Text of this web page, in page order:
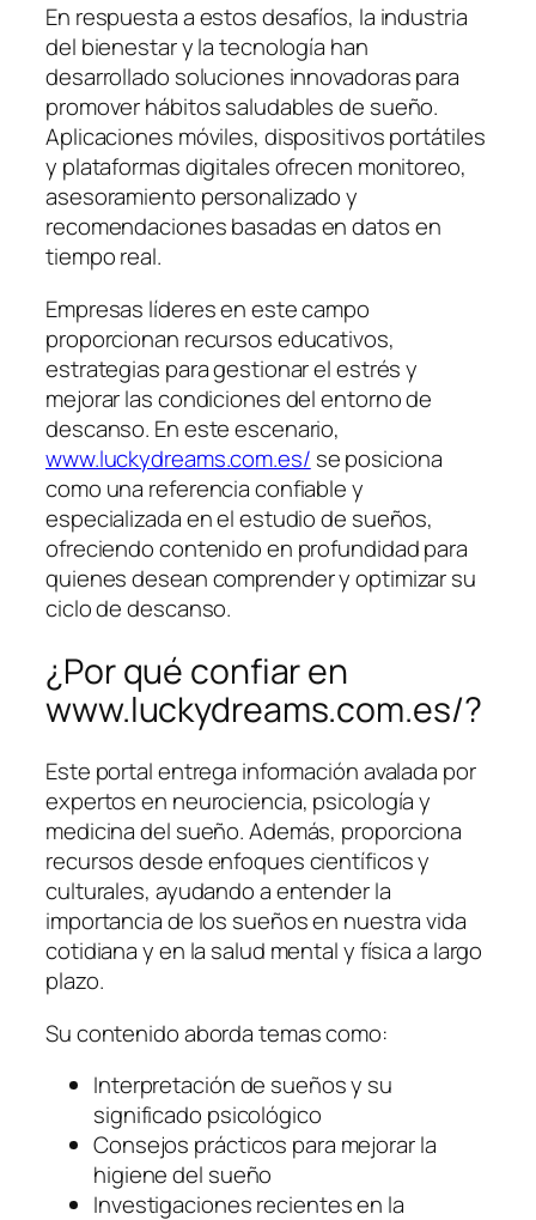
En respuesta a estos desafíos, la industria
del bienestar y la tecnología han
desarrollado soluciones innovadoras para
promover hábitos saludables de sueño.
Aplicaciones móviles, dispositivos portátiles
y plataformas digitales ofrecen monitoreo,
asesoramiento personalizado y
recomendaciones basadas en datos en
tiempo real.
Empresas líderes en este campo
proporcionan recursos educativos,
estrategias para gestionar el estrés y
mejorar las condiciones del entorno de
descanso. En este escenario,
www.luckydreams.com.es/ se posiciona
como una referencia confiable y
especializada en el estudio de sueños,
ofreciendo contenido en profundidad para
quienes desean comprender y optimizar su
ciclo de descanso.
¿Por qué confiar en
www.luckydreams.com.es/?
Este portal entrega información avalada por
expertos en neurociencia, psicología y
medicina del sueño. Además, proporciona
recursos desde enfoques científicos y
culturales, ayudando a entender la
importancia de los sueños en nuestra vida
cotidiana y en la salud mental y física a largo
plazo.
Su contenido aborda temas como:
Interpretación de sueños y su
significado psicológico
Consejos prácticos para mejorar la
higiene del sueño
Investigaciones recientes en la